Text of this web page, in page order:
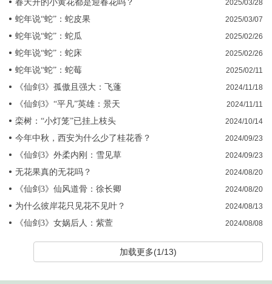
春天开的小黄花都是迎春花吗？ 2025/03/28
蛇年说“蛇”：蛇皮果 2025/03/07
蛇年说“蛇”：蛇瓜 2025/02/26
蛇年说“蛇”：蛇床 2025/02/26
蛇年说“蛇”：蛇莓 2025/02/11
《仙剑3》孤傲且强大：飞蓬 2024/11/18
《仙剑3》“平凡”英雄：景天 2024/11/11
栾树：“小灯笼”已挂上枝头 2024/10/14
今年中秋，西安为什么少了桂花香？ 2024/09/23
《仙剑3》外柔内刚：雪见草 2024/09/23
无花果真的无花吗？ 2024/08/20
《仙剑3》仙风道骨：徐长卿 2024/08/20
为什么彼岸花只见花不见叶？ 2024/08/13
《仙剑3》女娲后人：紫萱 2024/08/08
加载更多(1/13)